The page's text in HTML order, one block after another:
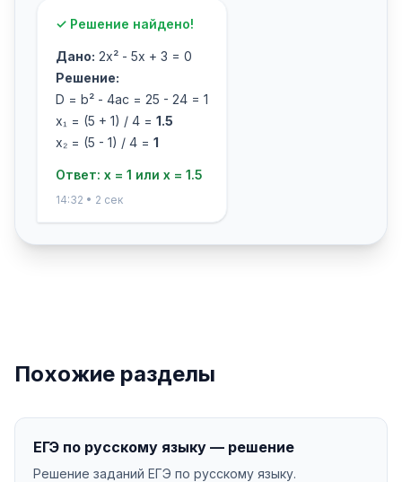
✓ Решение найдено!
Дано: 2x² - 5x + 3 = 0
Решение:
D = b² - 4ac = 25 - 24 = 1
x₁ = (5 + 1) / 4 = 1.5
x₂ = (5 - 1) / 4 = 1
Ответ: x = 1 или x = 1.5
14:32 • 2 сек
Похожие разделы
ЕГЭ по русскому языку — решение
Решение заданий ЕГЭ по русскому языку.